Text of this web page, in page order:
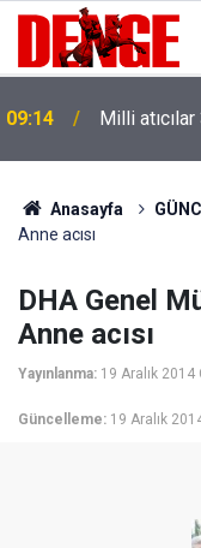
09:14 Milli
Anasayfa
Anne acısı
DHA Genel
Anne acısı
Yayınlanma: 19 Aralık 2014
Güncelleme: 19 Aralık